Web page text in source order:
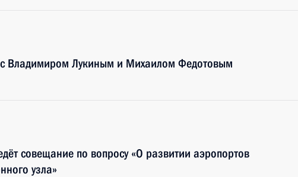
с Владимиром Лукиным и Михаилом Федотовым
совещание по вопросу «О развитии аэропортов
узла»